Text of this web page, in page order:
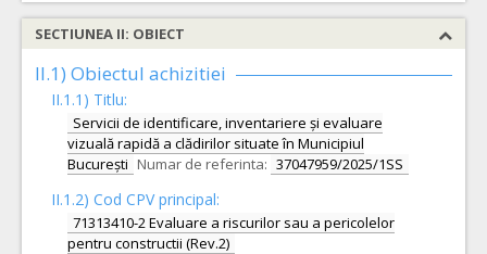
SECTIUNEA II: OBIECT
II.1) Obiectul achizitiei
II.1.1) Titlu:
Servicii de identificare, inventariere și evaluare
vizuală rapidă a clădirilor situate în Municipiul
București Numar de referinta: 37047959/2025/1SS
II.1.2) Cod CPV principal:
71313410-2 Evaluare a riscurilor sau a pericolelor
pentru constructii (Rev.2)